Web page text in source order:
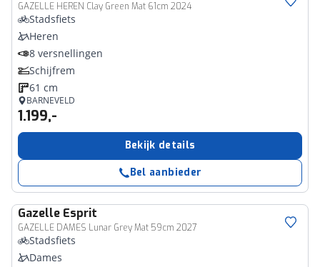
GAZELLE HEREN Clay Green Mat 61cm 2024
Stadsfiets
Heren
8 versnellingen
Schijfrem
61 cm
BARNEVELD
1.199,-
Bekijk details
Bel aanbieder
Gazelle Esprit
GAZELLE DAMES Lunar Grey Mat 59cm 2027
Stadsfiets
Dames